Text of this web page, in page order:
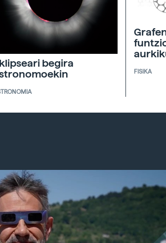
begira
FISIKA